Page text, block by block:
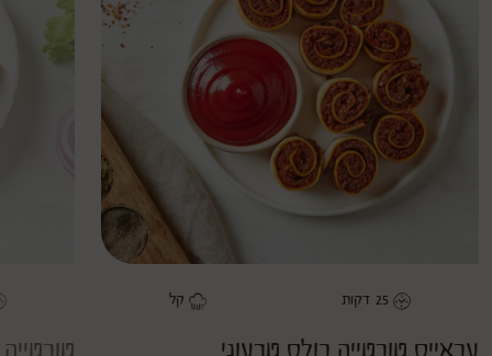
טורטייה
רולס
favorite
עראייס טורטייה רולס טבעוני
25 דקות
קל